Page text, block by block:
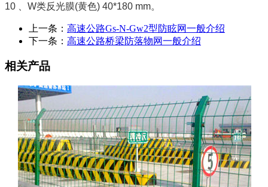
10 、W类反光膜(黄色) 40*180 mm。
上一条： 高速公路Gs-N-Gw2型防眩网一般介绍
下一条： 高速公路桥梁防落物网一般介绍
相关产品